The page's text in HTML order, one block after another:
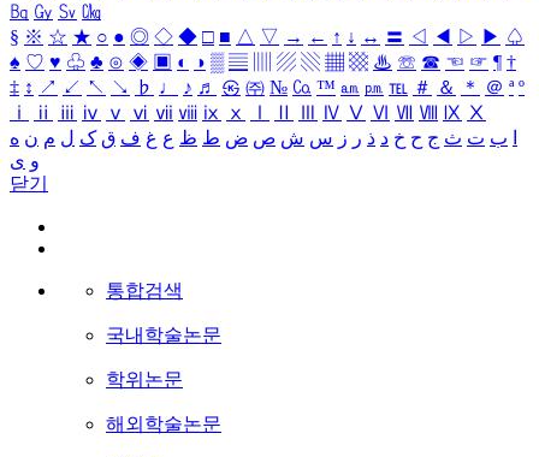
㏃ ㏉ ㏜ ㏆
§ ※ ☆ ★ ○ ● ◎ ◇ ◆ □ ■ △ ▽ → ← ↑ ↓ ↔ 〓 ◁ ◀ ▷ ▶ ♤
♠ ♡ ♥ ♧ ♣ ⊙ ◈ ▣ ◐ ◑ ▒ ▤ ▨ ▧ ▦ ▩ ♨ ☏ ☎ ☜ ☞ ¶ †
‡ ↕ ↗ ↙ ↖ ↘ ♭ ♩ ♪ ♬ ㉿ ㈜ № ㏇ ™ ㏂ ㏘ ℡ ＃ ＆ ＊ ＠ ª º
ⅰ
ⅱ ⅲ ⅳ ⅴ ⅵ ⅶ ⅷ ⅸ ⅹ Ⅳ Ⅴ Ⅵ Ⅶ Ⅷ Ⅸ Ⅹ
ب ت ث ج ح خ د ذ ر ز س ش ص ض ط ظ ع غ ف ق ک ل م ن ه
و ی
닫기
통합검색
국내학술논문
학위논문
해외학술논문